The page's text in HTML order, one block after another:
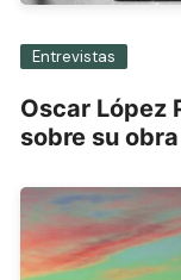
Entrevistas
Oscar López
sobre su